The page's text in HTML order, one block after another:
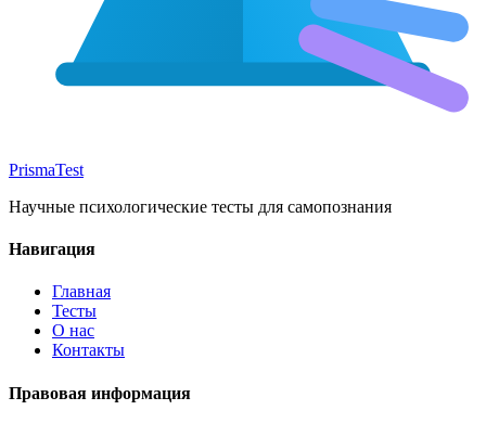
PrismaTest
Научные психологические тесты для самопознания
Навигация
Главная
Тесты
О нас
Контакты
Правовая информация